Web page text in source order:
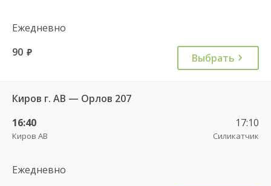
Ежедневно
90 руб. Выбрать
Киров г. АВ — Орлов 207
16:40
Киров АВ
17:10
Силикатчик
Ежедневно